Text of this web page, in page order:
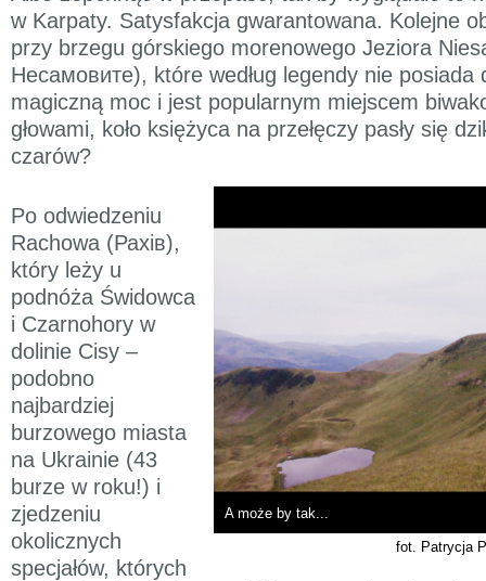
w Karpaty. Satysfakcja gwarantowana. Kolejne
przy brzegu górskiego morenowego Jeziora
Несамовите), które według legendy nie posiada
magiczną moc i jest popularnym miejscem
głowami, koło księżyca na przełęczy pasły się
czarów?
A może by tak...
fot. Patrycja
Po odwiedzeniu
Rachowa (Рахів),
który leży u
podnóża Świdowca
i Czarnohory w
dolinie Cisy –
podobno
najbardziej
burzowego miasta
na Ukrainie (43
burze w roku!) i
zjedzeniu
okolicznych
specjałów, których